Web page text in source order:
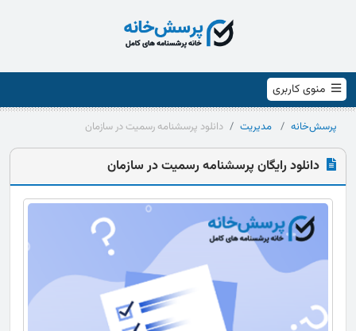
منوی کاربری
پرسش‌خانه مدیریت دانلود پرسشنامه رسميت در سازمان
دانلود رایگان پرسشنامه رسميت در سازمان